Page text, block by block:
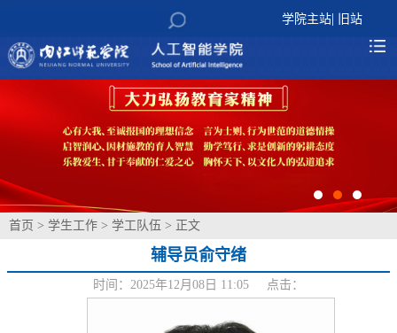
学院主站| 旧站
首页 > 学生工作 > 学工队伍 > 正文
辅导员俞守绪
时间：2025年12月08日 11:05 点击：